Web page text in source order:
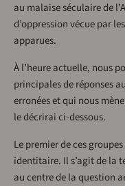
au malaise séculaire de
d’oppression vécue par
apparues.
À l’heure actuelle, nous
principales de réponses au
erronées et qui nous
le décrirai ci-dessous.
Le premier de ces
identitaire. Il s’agit de la
au centre de la question